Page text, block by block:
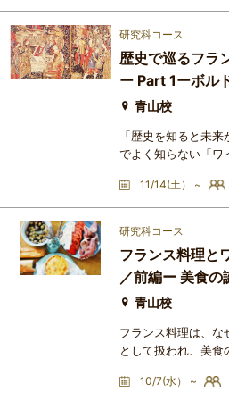
1976年の「パリス
年を迎えます。この
ボルドー）はどのよ
か？現在のカリフォ
研究科コース
歴史で巡るフラ
ー Part 1ーボル
ー 青山校
「歴史を知ると未
でよく知らない「ワ
ります。グラスの中
はなく、そのワイン
知ることで、美味し
の銘醸地、ボルド
ーニュに焦点を当て
銘醸地となり得たの
11/14(土） ~
研究科コース
フランス料理と
／前編ー 美食の
の確立 ー
青山校
フランス料理は、な
として扱われ、美食
期のヴェルサイユ、
10/7(水） ~